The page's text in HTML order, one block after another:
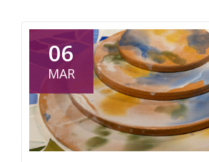
exposición
‘Gaudí
y
el
trencadís’
explicada
por
06
MAR